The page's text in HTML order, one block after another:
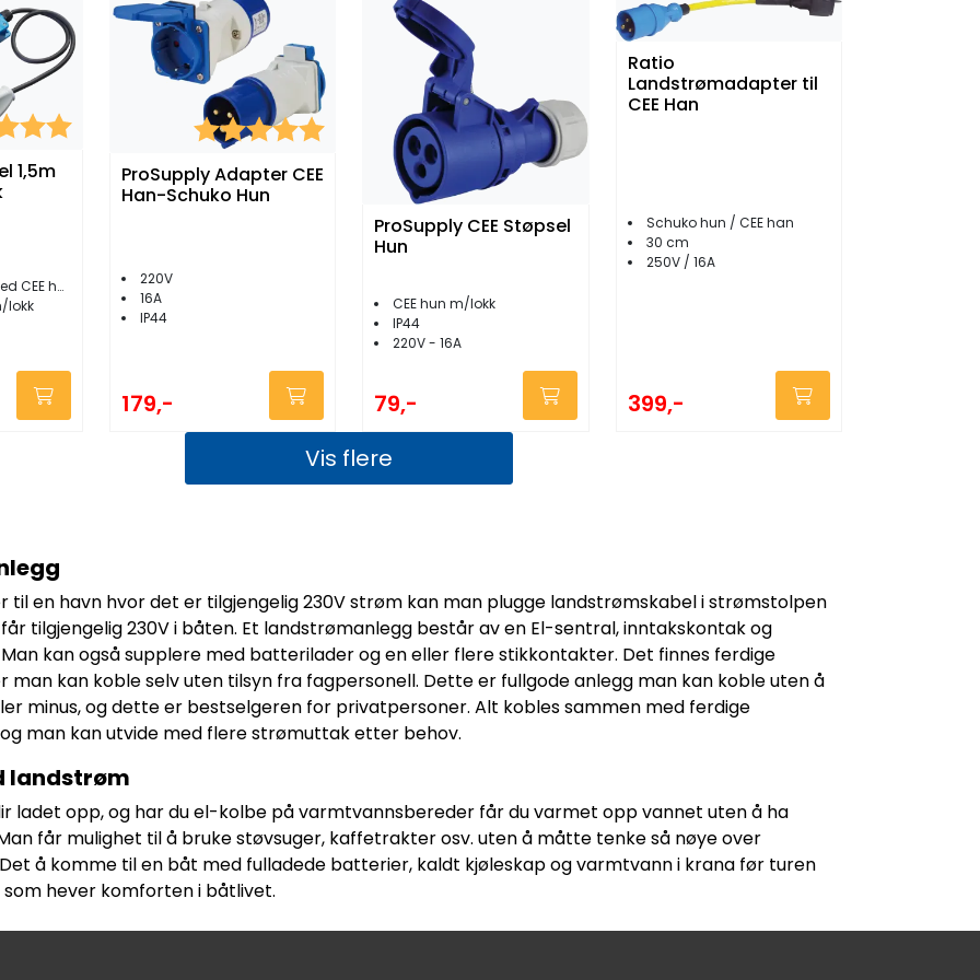
5.0 av 5 mulige
1,5m
CEE han
lokk
Karakter:
5.0 av 5 mulige
ProSupply Adapter CEE
Han-Schuko Hun
220V
16A
IP44
179,-
ProSupply CEE Støpsel
Hun
CEE hun m/lokk
IP44
220V - 16A
79,-
Ratio
Landstrømadapter til
CEE Han
Schuko hun / CEE han
30 cm
250V / 16A
399,-
Vis flere
til en havn hvor det er tilgjengelig 230V strøm kan man plugge landstrømskabel i strømstolpen
tilgjengelig 230V i båten. Et landstrømanlegg består av en El-sentral, inntakskontak og
kan også supplere med batterilader og en eller flere stikkontakter. Det finnes ferdige
man kan koble selv uten tilsyn fra fagpersonell. Dette er fullgode anlegg man kan koble uten å
minus, og dette er bestselgeren for privatpersoner. Alt kobles sammen med ferdige
man kan utvide med flere strømuttak etter behov.
landstrøm
ladet opp, og har du el-kolbe på varmtvannsbereder får du varmet opp vannet uten å ha
får mulighet til å bruke støvsuger, kaffetrakter osv. uten å måtte tenke så nøye over
å komme til en båt med fulladede batterier, kaldt kjøleskap og varmtvann i krana før turen
hever komforten i båtlivet.